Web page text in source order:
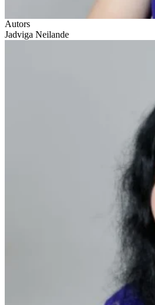
Autors
Jadviga Neilande